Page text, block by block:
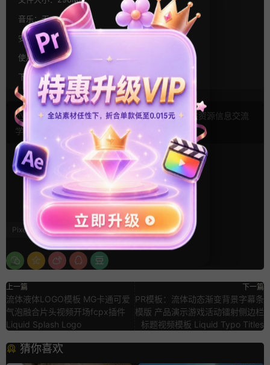
音乐：无
安装方式：双击插件自动安装
使用帮助：安装位置图,视频教程
下载方式：百度网盘,夸克网盘,OneDrive
声明： 本站文章未经许可禁止转载！本站仅供资源信息交流
学习， 版权说明
点此了解！
17 0
Pixel Film Studios 特效 跟踪
上一篇
流体液体LOGO模板 MG卡通可爱
气泡融合片头视频开场fcpx插件
Liquid Splash Logo
下一篇
PR模板：流体动态渐变背景字幕条
模版 产品演示游戏活动镭射侧边栏
标题视频模板 Liquid Typo Titles
猜你喜欢